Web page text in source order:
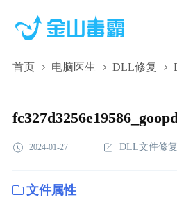
首页 电脑医生 DLL修复
2024-01-27 DLL文件修复
文件属性